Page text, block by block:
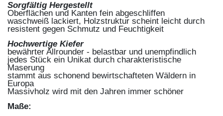
Sorgfältig Hergestellt
Oberflächen und Kanten fein abgeschliffen
waschweiß lackiert, Holzstruktur scheint leicht durch
resistent gegen Schmutz und Feuchtigkeit
Hochwertige Kiefer
bewährter Allrounder - belastbar und unempfindlich
jedes Stück ein Unikat durch charakteristische
Maserung
stammt aus schonend bewirtschafteten Wäldern in
Europa
Massivholz wird mit den Jahren immer schöner
Maße: